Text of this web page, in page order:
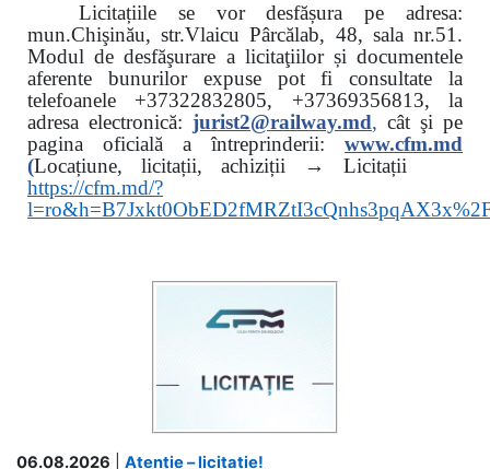
Licitațiile se vor desfășura pe adresa:
mun.Chişinău, str.Vlaicu Pârcălab, 48, sala nr.51.
Modul de desfăşurare a licitaţiilor și documentele
aferente bunurilor expuse pot fi consultate la
telefoanele +37322832805, +37369356813, la
adresa electronică: jurist2@railway.md, cât şi pe
pagina oficială a întreprinderii:
www.cfm.md
(Locațiune, licitații, achiziții → Licitații
https://cfm.md/?
06.08.2026
Atenție – licitație!